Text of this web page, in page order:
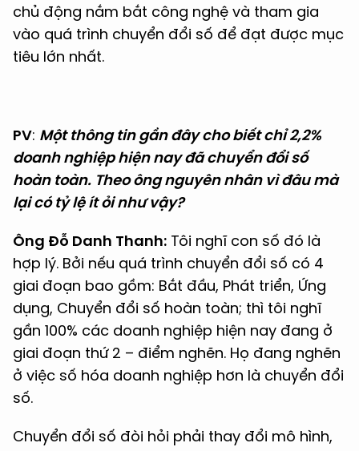
chủ động nắm bắt công nghệ và tham gia
vào quá trình chuyển đổi số để đạt được mục
tiêu lớn nhất.
PV: Một thông tin gần đây cho biết chỉ 2,2%
doanh nghiệp hiện nay đã chuyển đổi số
hoàn toàn. Theo ông nguyên nhân vì đâu mà
lại có tỷ lệ ít ỏi như vậy?
Ông Đỗ Danh Thanh: Tôi nghĩ con số đó là
hợp lý. Bởi nếu quá trình chuyển đổi số có 4
giai đoạn bao gồm: Bắt đầu, Phát triển, Ứng
dụng, Chuyển đổi số hoàn toàn; thì tôi nghĩ
gần 100% các doanh nghiệp hiện nay đang ở
giai đoạn thứ 2 – điểm nghẽn. Họ đang nghẽn
ở việc số hóa doanh nghiệp hơn là chuyển đổi
số.
Chuyển đổi số đòi hỏi phải thay đổi mô hình,